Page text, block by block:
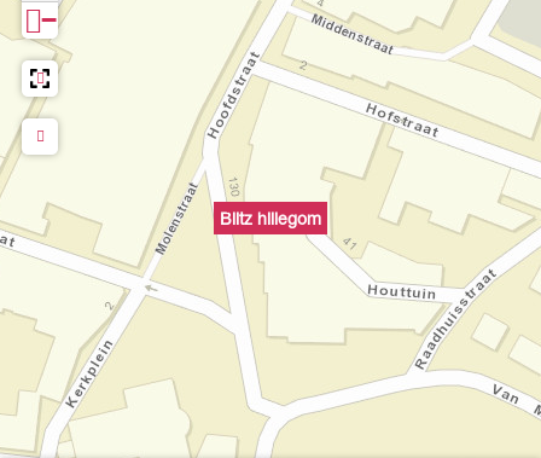
Blitz hillegom
−